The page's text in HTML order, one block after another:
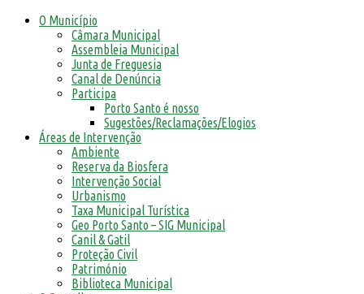
O Município
Câmara Municipal
Assembleia Municipal
Junta de Freguesia
Canal de Denúncia
Participa
Porto Santo é nosso
Sugestões/Reclamações/Elogios
Áreas de Intervenção
Ambiente
Reserva da Biosfera
Intervenção Social
Urbanismo
Taxa Municipal Turística
Geo Porto Santo – SIG Municipal
Canil & Gatil
Proteção Civil
Património
Biblioteca Municipal